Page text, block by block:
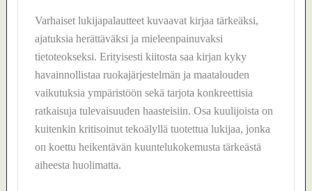
Varhaiset lukijapalautteet kuvaavat kirjaa tärkeäksi,
ajatuksia herättäväksi ja mieleenpainuvaksi
tietoteokseksi. Erityisesti kiitosta saa kirjan kyky
havainnollistaa ruokajärjestelmän ja maatalouden
vaikutuksia ympäristöön sekä tarjota konkreettisia
ratkaisuja tulevaisuuden haasteisiin. Osa kuulijoista on
kuitenkin kritisoinut tekoälyllä tuotettua lukijaa, jonka
on koettu heikentävän kuuntelukokemusta tärkeästä
aiheesta huolimatta.